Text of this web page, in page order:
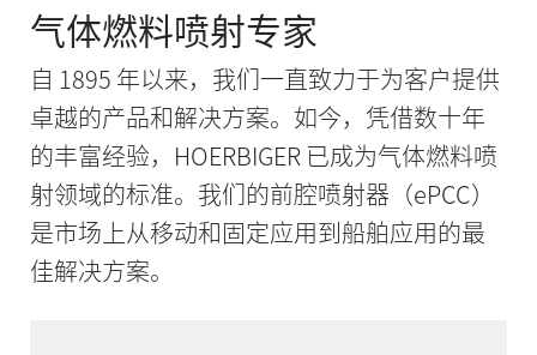
气体燃料喷射专家
自 1895 年以来，我们一直致力于为客户提供
卓越的产品和解决方案。如今，凭借数十年
的丰富经验，HOERBIGER 已成为气体燃料喷
射领域的标准。我们的前腔喷射器（ePCC）
是市场上从移动和固定应用到船舶应用的最
佳解决方案。